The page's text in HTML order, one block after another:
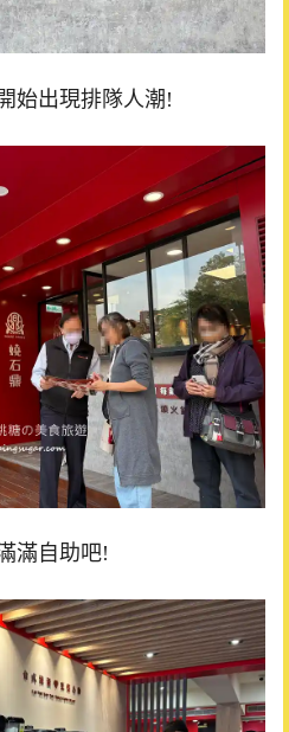
始出現排隊人潮!
滿自助吧!